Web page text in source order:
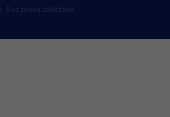
Sva prava zadržana.